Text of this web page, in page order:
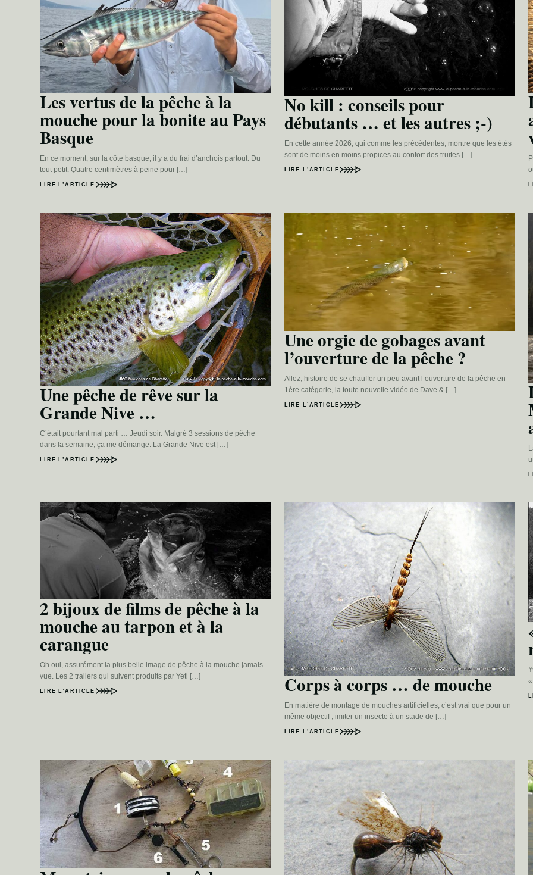
Les vertus de la pêche à la
mouche pour la bonite au Pays
Basque
En ce moment, sur la côte basque, il y a du frai d’anchois partout. Du
tout petit. Quatre centimètres à peine pour […]
LIRE L’ARTICLE
No kill : conseils pour
débutants … et les autres ;-)
En cette année 2026, qui comme les précédentes, montre que les étés
sont de moins en moins propices au confort des truites […]
LIRE L’ARTICLE
Une pêche de rêve sur la
Grande Nive …
C’était pourtant mal parti … Jeudi soir. Malgré 3 sessions de pêche
dans la semaine, ça me démange. La Grande Nive est […]
LIRE L’ARTICLE
Une orgie de gobages avant
l’ouverture de la pêche ?
Allez, histoire de se chauffer un peu avant l’ouverture de la pêche en
1ère catégorie, la toute nouvelle vidéo de Dave & […]
LIRE L’ARTICLE
2 bijoux de films de pêche à la
mouche au tarpon et à la
carangue
Oh oui, assurément la plus belle image de pêche à la mouche jamais
vue. Les 2 trailers qui suivent produits par Yeti […]
LIRE L’ARTICLE Corps à corps … de mouche
En matière de montage de mouches artificielles, c’est vrai que pour un
même objectif ; imiter un insecte à un stade de […]
LIRE L’ARTICLE